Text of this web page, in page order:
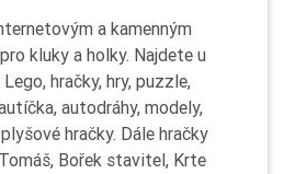
a kamenným
kluky a holky. Najdete u
hračky, hry, puzzle,
autodráhy, modely,
hračky. Dále hračky
Bořek stavitel, Krte